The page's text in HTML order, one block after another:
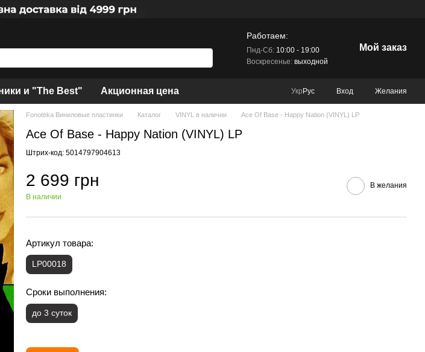
Работаем:
Пнд-Сб:10:00 - 19:00
Воскресенье:выходной
Мой заказ
и "The Best" Акционная цена Укр Рус Вход Желания
Fonoteka Виниловые пластинки Каталог VINYL в наличии Ace Of Base - Happy Nation (VINYL) LP
Ace Of Base - Happy Nation (VINYL) LP
Штрих-код: 5014797904613
2 699 грн
В наличии
В желания
Артикул товара:
LP00018
Сроки выполнения:
до 3 суток